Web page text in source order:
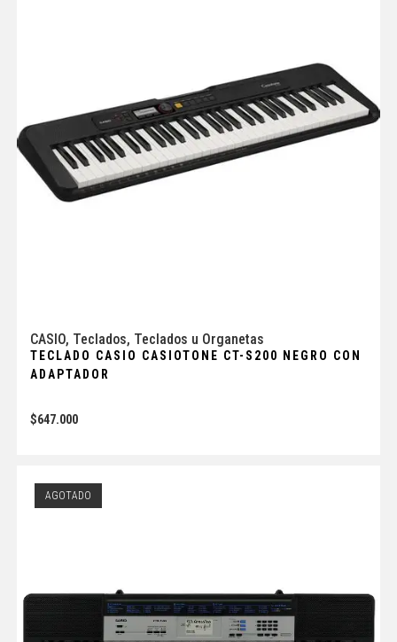
CASIO, Teclados, Teclados u Organetas
TECLADO CASIO CASIOTONE CT-S200 NEGRO CON
ADAPTADOR
$647.000
AGOTADO